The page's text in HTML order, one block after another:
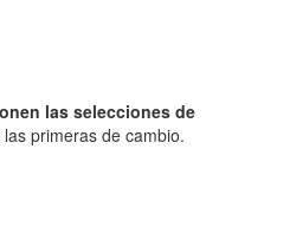
las selecciones de
primeras de cambio.